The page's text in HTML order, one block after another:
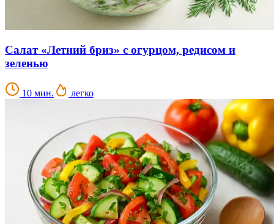
Салат «Летний бриз» с огурцом, редисом и
зеленью
10 мин. легко